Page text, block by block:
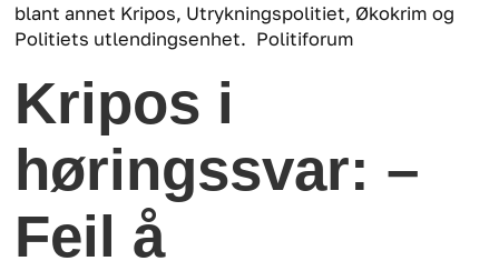
blant annet Kripos, Utrykningspolitiet, Økokrim og
Politiets utlendingsenhet. Politiforum
Kripos i
høringssvar: –
Feil å